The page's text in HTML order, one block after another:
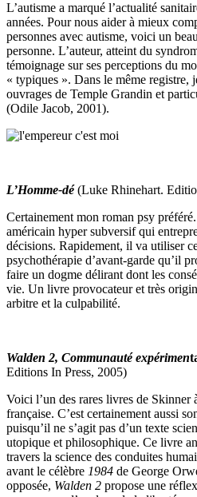
L’autisme a marqué l’actualité
années. Pour nous aider à mieux
personnes avec autisme, voici un
personne. L’auteur, atteint du
témoignage sur ses perceptions du
« typiques ». Dans le même registre,
ouvrages de Temple Grandin et
(Odile Jacob, 2001).
L’Homme-dé(Luke Rhinehart.
Certainement mon roman psy
américain hyper subversif qui
décisions. Rapidement, il va utiliser
psychothérapie d’avant-garde qu’il
faire un dogme délirant dont les
vie. Un livre provocateur et très
arbitre et la culpabilité.
Walden 2, Communauté expérimen
Editions In Press, 2005)
Voici l’un des rares livres de Skinner
française. C’est certainement aussi
puisqu’il ne s’agit pas d’un texte
utopique et philosophique. Ce livre
travers la science des conduites
avant le célèbre 1984 de George
opposée, Walden 2 propose une